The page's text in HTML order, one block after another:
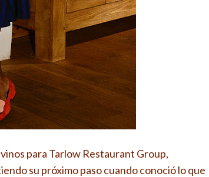
para Tarlow Restaurant Group,
su próximo paso cuando conoció lo que